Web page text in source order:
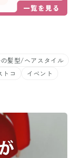
髪型/ヘアスタイル
トコ
イベント